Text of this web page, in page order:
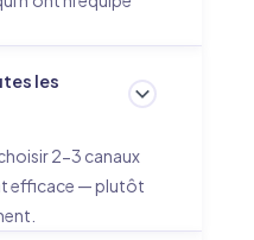
les
2-3 canaux
efficace — plutôt